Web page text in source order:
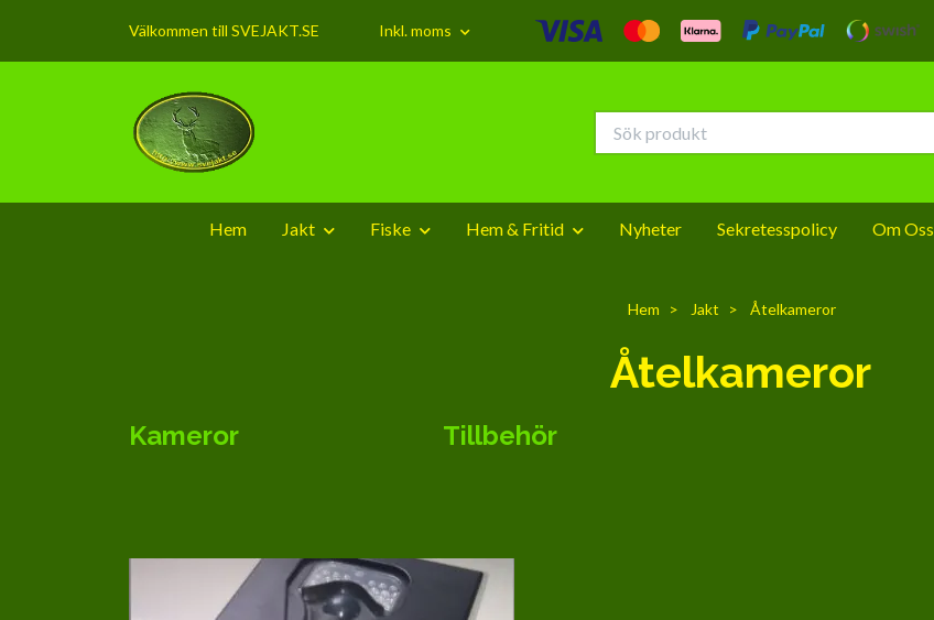
Välkommen till SVEJAKT.SE Inkl. moms
Hem Jakt Fiske Hem & Fritid Nyheter Sekretesspolicy Om Oss
Hem Jakt Åtelkameror
Åtelkameror
Kameror Tillbehör